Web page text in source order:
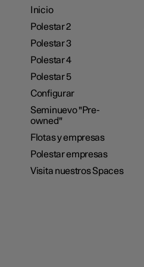
Inicio
Polestar 2
Polestar 3
Polestar 4
Polestar 5
Configurar
Seminuevo "Pre-
owned"
Flotas y empresas
Polestar empresas
Visita nuestros Spaces